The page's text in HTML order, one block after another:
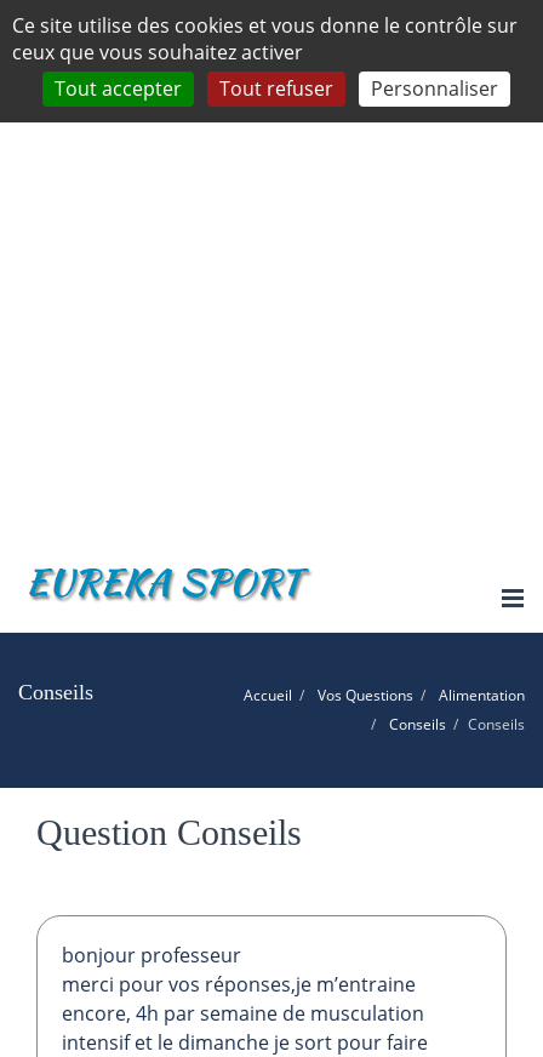
Conseils Accueil Vos Questions
Alimentation
Conseils
Conseils
Question Conseils
bonjour professeur
merci pour vos réponses,je m’entraine
encore, 4h par semaine de musculation
intensif et le dimanche je sort pour faire
Panneau de gestion des cookies
Ce site utilise des cookies et vous donne le contrôle sur
ceux que vous souhaitez activer
Tout accepter
Tout refuser Personnaliser